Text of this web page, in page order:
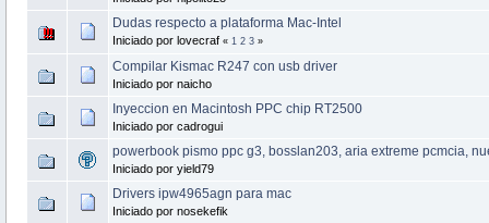
Dudas respecto a plataforma Mac-Intel
Iniciado por lovecraf « 1 2 3»
Compilar Kismac R247 con usb driver
Iniciado por naicho
Inyeccion en Macintosh PPC chip RT2500
Iniciado por cadrogui
powerbook pismo ppc g3, bosslan203, aria extreme pcmcia,
Iniciado por yield79
Drivers ipw4965agn para mac
Iniciado por nosekefik